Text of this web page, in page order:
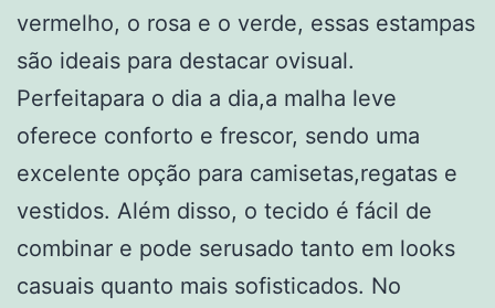
vermelho, o rosa e o verde, essas estampas
são ideais para destacar ovisual.
Perfeitapara o dia a dia,a malha leve
oferece conforto e frescor, sendo uma
excelente opção para camisetas,regatas e
vestidos. Além disso, o tecido é fácil de
combinar e pode serusado tanto em looks
casuais quanto mais sofisticados. No